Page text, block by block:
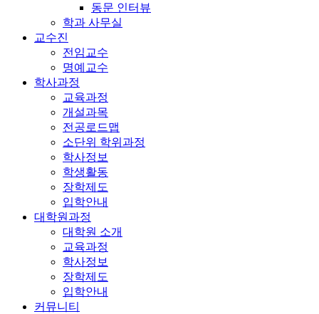
동문 인터뷰
학과 사무실
교수진
전임교수
명예교수
학사과정
교육과정
개설과목
전공로드맵
소단위 학위과정
학사정보
학생활동
장학제도
입학안내
대학원과정
대학원 소개
교육과정
학사정보
장학제도
입학안내
커뮤니티